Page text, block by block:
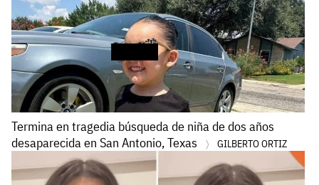
Termina en tragedia búsqueda de niña de dos años
desaparecida en San Antonio, Texas
GILBERTO ORTIZ